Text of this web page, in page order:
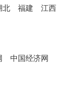
北 福建 江西
中国经济网